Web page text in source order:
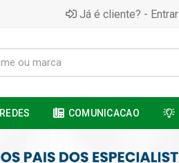
Já é cliente? - Entrar
REDES COMUNICACAO